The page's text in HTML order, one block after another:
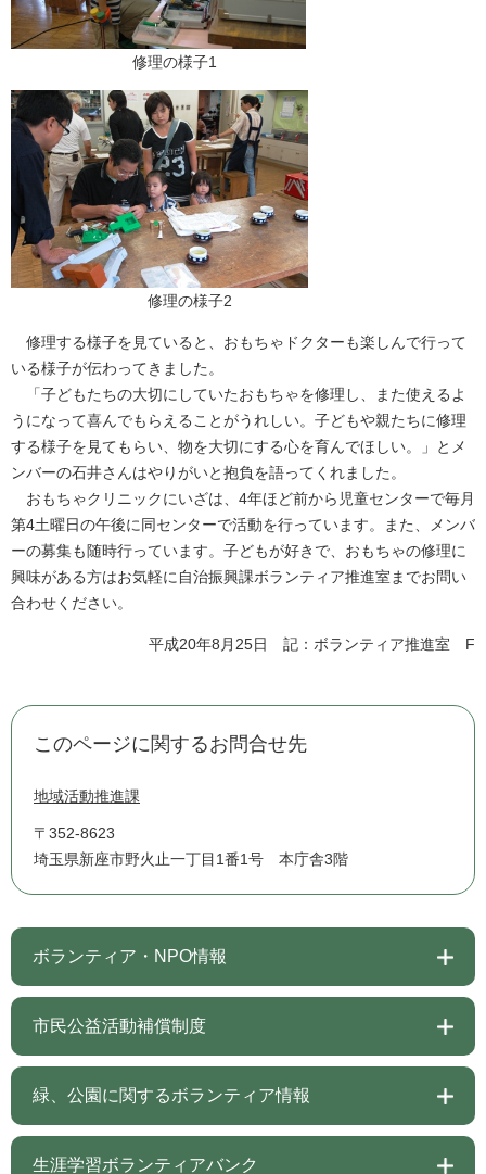
修理の様子1
修理の様子2
修理する様子を見ていると、おもちゃドクターも楽しんで行って
いる様子が伝わってきました。
「子どもたちの大切にしていたおもちゃを修理し、また使えるよ
うになって喜んでもらえることがうれしい。子どもや親たちに修理
する様子を見てもらい、物を大切にする心を育んでほしい。」とメ
ンバーの石井さんはやりがいと抱負を語ってくれました。
おもちゃクリニックにいざは、4年ほど前から児童センターで毎月
第4土曜日の午後に同センターで活動を行っています。また、メンバ
ーの募集も随時行っています。子どもが好きで、おもちゃの修理に
興味がある方はお気軽に自治振興課ボランティア推進室までお問い
合わせください。
平成20年8月25日 記：ボランティア推進室 F
このページに関するお問合せ先
地域活動推進課
〒352-8623
埼玉県新座市野火止一丁目1番1号 本庁舎3階
ボランティア・NPO情報
市民公益活動補償制度
緑、公園に関するボランティア情報
生涯学習ボランティアバンク